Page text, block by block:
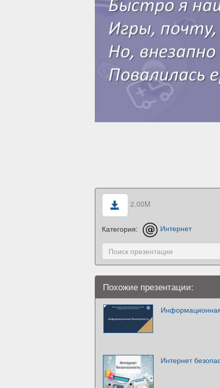
2.00M
Категория: Интернет
Похожие презентации:
Интернет